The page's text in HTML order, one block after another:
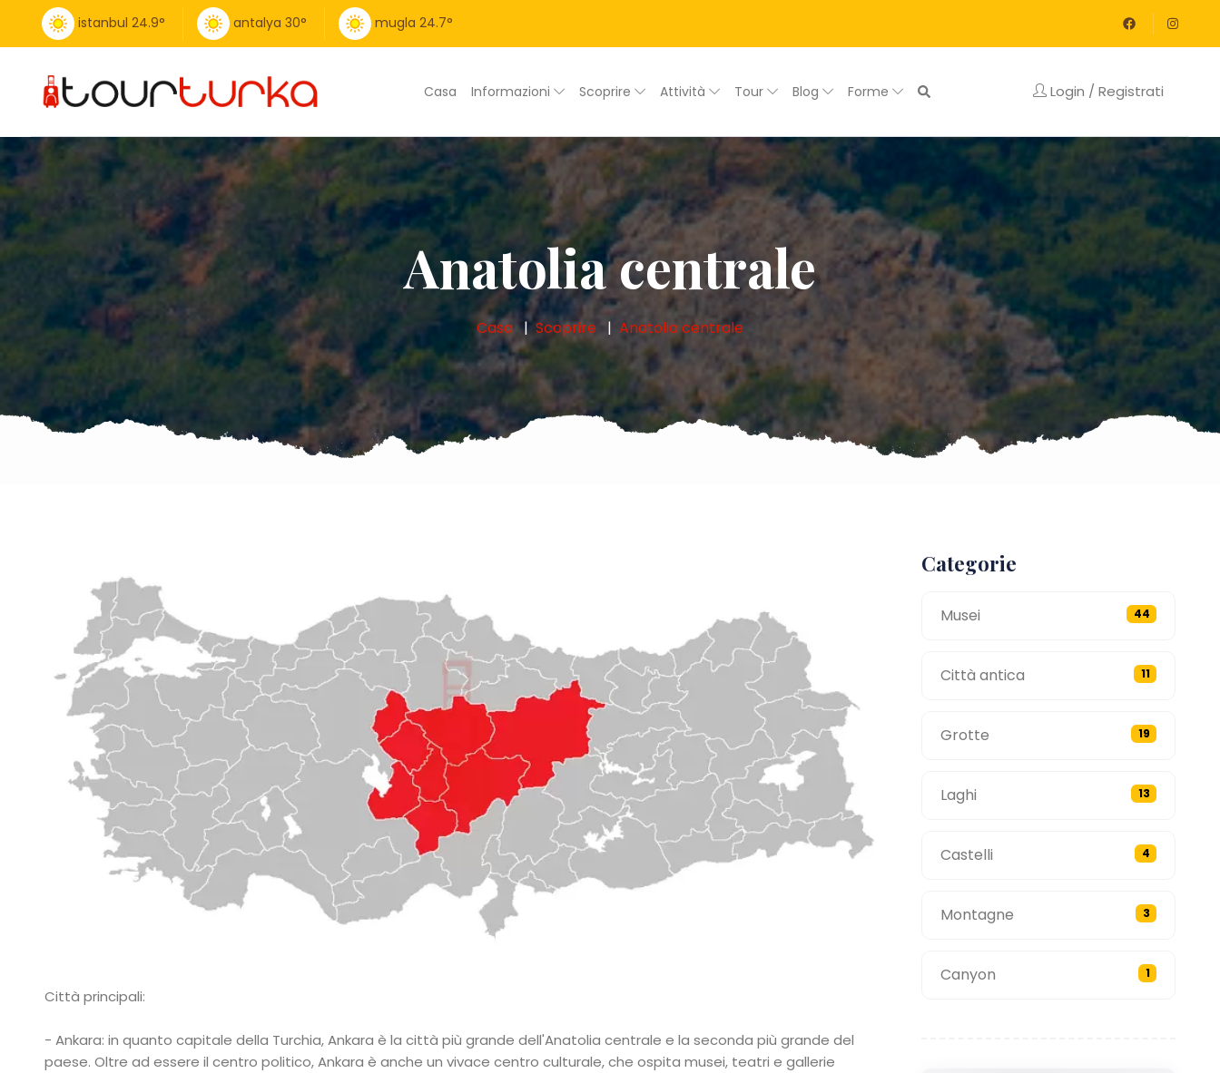
istanbul 24.9° antalya 30° mugla 24.7°
Casa Informazioni Scoprire Attività Tour Blog Forme Login / Registrati
Anatolia centrale
Casa Scoprire Anatolia centrale
Città principali:
- Ankara: in quanto capitale della Turchia, Ankara è la città più grande dell'Anatolia centrale e la seconda più grande del
paese. Oltre ad essere il centro politico, Ankara è anche un vivace centro culturale, che ospita musei, teatri e gallerie
Categorie
Musei 44
Città antica 11
Grotte 19
Laghi 13
Castelli 4
Montagne 3
Canyon 1